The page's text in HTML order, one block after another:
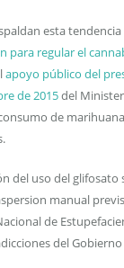
esta tendencia
para regular el
apoyo público del
de 2015del
de
del uso del glifosato
manual
de
del